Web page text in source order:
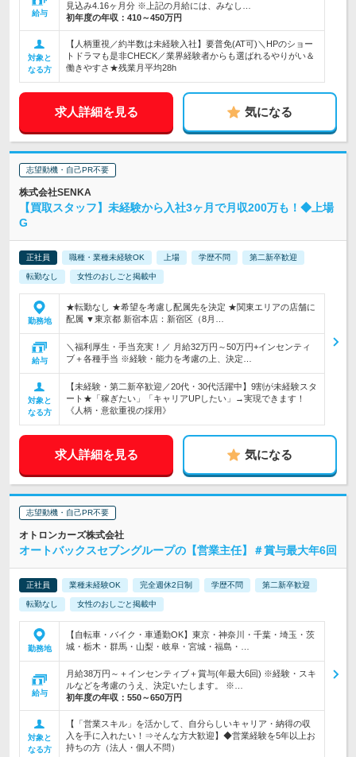
給与
見込み4.16ヶ月分 ※上記の月給には、みなし…
初年度の年収： 410～450万円
対象と
なる方
【人柄重視／約半数は未経験入社】要普免(AT可)＼HPのショー
トドラマも是非CHECK／業界経験者からも選ばれるやりがい＆
働きやすさ★残業月平均28h
求人詳細を見る 気になる
志望動機・自己PR不要
株式会社SENKA
【買取スタッフ】未経験から入社3ヶ月で月収200万も！◆上場
G
正社員 職種・業種未経験OK 上場 学歴不問 第二新卒歓迎
転勤なし 女性のおしごと掲載中
勤務地
★転勤なし ★希望を考慮し配属先を決定 ★関東エリアの店舗に
配属 ▼東京都 新宿本店：新宿区（8月…
給与
＼福利厚生・手当充実！／ 月給32万円～50万円+インセンティ
ブ＋各種手当 ※経験・能力を考慮の上、決定…
対象と
なる方
【未経験・第二新卒歓迎／20代・30代活躍中】9割が未経験スタ
ート★「稼ぎたい」「キャリアUPしたい」→実現できます！
《人柄・意欲重視の採用》
求人詳細を見る 気になる
志望動機・自己PR不要
オトロンカーズ株式会社
オートバックスセブングループの【営業主任】＃賞与最大年6回
正社員 業種未経験OK 完全週休2日制 学歴不問 第二新卒歓迎
転勤なし 女性のおしごと掲載中
勤務地
【自転車・バイク・車通勤OK】東京・神奈川・千葉・埼玉・茨
城・栃木・群馬・山梨・岐阜・宮城・福島・…
給与
月給38万円～＋インセンティブ＋賞与(年最大6回) ※経験・スキ
ルなどを考慮のうえ、決定いたします。 ※…
初年度の年収： 550～650万円
対象と
なる方
【「営業スキル」を活かして、自分らしいキャリア・納得の収
入を手に入れたい！⇒そんな方大歓迎】◆営業経験を5年以上お
持ちの方（法人・個人不問）